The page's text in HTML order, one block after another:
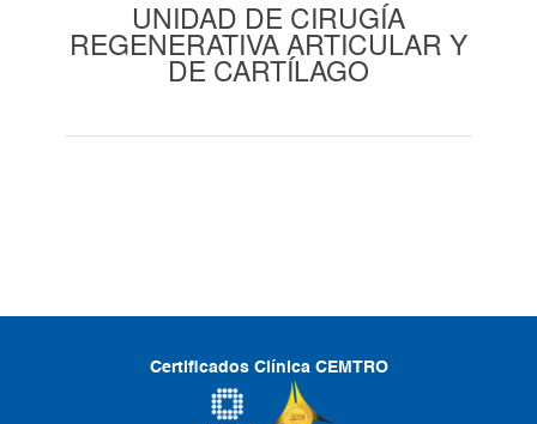
UNIDAD DE CIRUGÍA
REGENERATIVA ARTICULAR Y
DE CARTÍLAGO
Certificados Clínica CEMTRO